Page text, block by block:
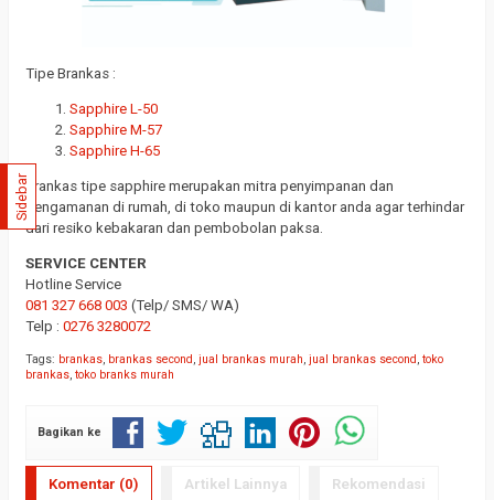
Tipe Brankas :
Sapphire L-50
Sapphire M-57
Sapphire H-65
Brankas tipe sapphire merupakan mitra penyimpanan dan
pengamanan di rumah, di toko maupun di kantor anda agar terhindar
dari resiko kebakaran dan pembobolan paksa.
SERVICE CENTER
Hotline Service
081 327 668 003 (Telp/ SMS/ WA)
Telp : 0276 3280072
Tags: brankas, brankas second, jual brankas murah, jual brankas second, toko
brankas, toko branks murah
Bagikan ke
Komentar (0) Artikel Lainnya Rekomendasi
Sidebar